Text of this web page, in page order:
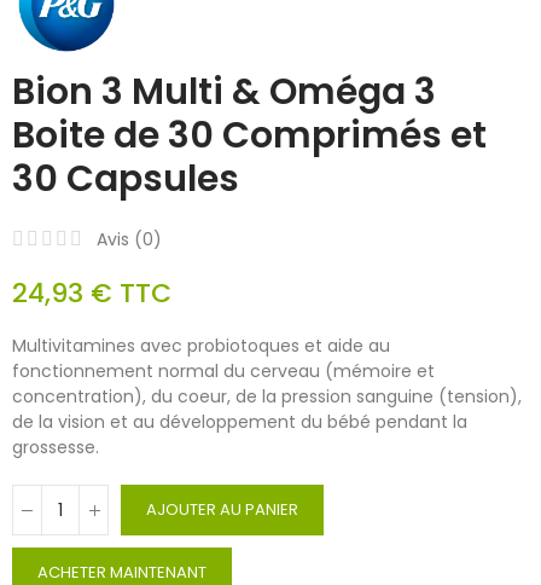
Bion 3 Multi & Oméga 3
Boite de 30 Comprimés et
30 Capsules
Avis (0)
24,93 € TTC
Multivitamines avec probiotoques et aide au
fonctionnement normal du cerveau (mémoire et
concentration), du coeur, de la pression sanguine (tension),
de la vision et au développement du bébé pendant la
grossesse.
AJOUTER AU PANIER
ACHETER MAINTENANT